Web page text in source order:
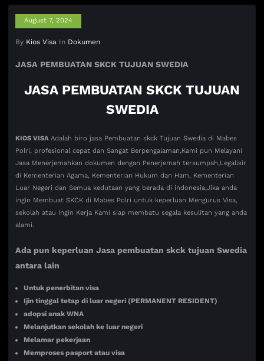
August 7, 2024
By Kios Visa In Dokumen
JASA PEMBUATAN SKCK TUJUAN SWEDIA
JASA PEMBUATAN SKCK TUJUAN
SWEDIA
KIOS VISAAdalah biro jasa Pembuatan skck Tujuan Swedia di Mabes
Polri, profesional cepat dan Sangat Berpengalaman,Kami pun Melayani
Jasa Menerjemahkan dokumen dengan Penerjemah tersumpah,Legalisir
di Kementerian Agama, Kementerian Hukum dan Ham, Kementerian
Luar Negeri dan Semua kedutaan yang berada di indonesia,Jika anda
ingin Membuat SKCK di Mabes Polri untuk keperluan Mengurus Visa,
sekolah atau Ingin Kerja Kami siap membatu segala kesulitan yang anda
alami.
Ada pun keperluan Jasa pembuatan skck tujuan Swedia
antara lain
Untuk penerbitan visa
Ijin tinggal tetap di luar negeri (PERMANENT RESIDENT)
adopsi anak WNA
Melanjutkan sekolah ke luar negeri
Melamar pekerjaan
Memproses pasport atau visa